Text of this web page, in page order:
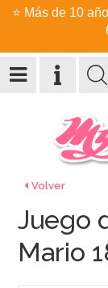
⭐ Más de 10
Volver
Juego
Mario